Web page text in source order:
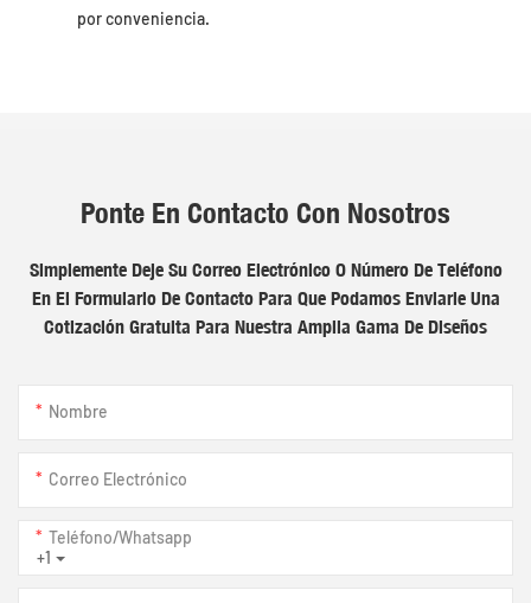
por conveniencia.
Ponte En Contacto Con Nosotros
Simplemente Deje Su Correo Electrónico O Número De Teléfono
En El Formulario De Contacto Para Que Podamos Enviarle Una
Cotización Gratuita Para Nuestra Amplia Gama De Diseños
Nombre
Correo Electrónico
+1
Teléfono/whatsapp